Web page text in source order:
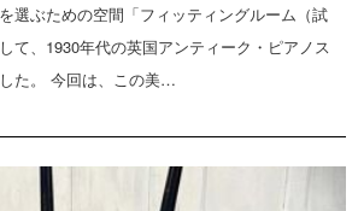
選ぶための空間「フィッティングルーム（試
て、1930年代の英国アンティーク・ピアノス
た。 今回は、この美…